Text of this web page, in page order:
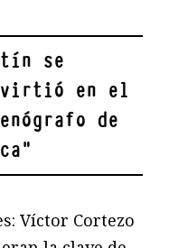
se
en el
de
"
Víctor Cortezo